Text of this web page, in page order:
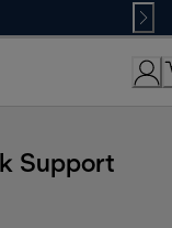
Support